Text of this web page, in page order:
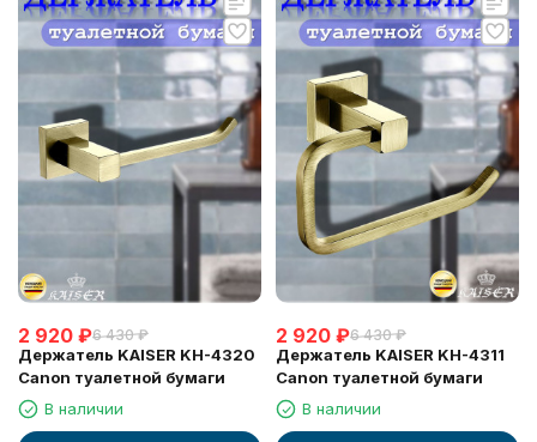
2 920 ₽6 430 ₽
Держатель KAISER KH-4320
Canon туалетной бумаги
В наличии
2 920 ₽6 430 ₽
Держатель KAISER KH-4311
Canon туалетной бумаги
В наличии